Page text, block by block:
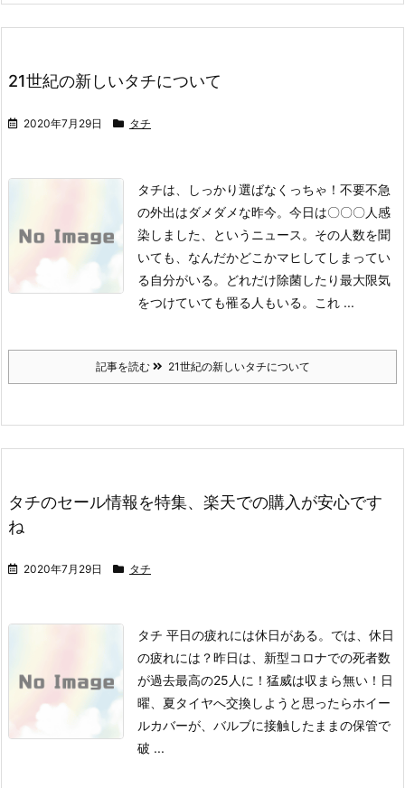
21世紀の新しいタチについて
2020年7月29日 タチ
タチは、しっかり選ばなくっちゃ！不要不急
の外出はダメダメな昨今。 今日は〇〇〇人感
染しました、というニュース。その人数を聞
いても、なんだかどこかマヒしてしまってい
る自分がいる。どれだけ除菌したり最大限気
をつけていても罹る人もいる。これ ...
記事を読む 21世紀の新しいタチについて
タチのセール情報を特集、楽天での購入が安心です
ね
2020年7月29日 タチ
タチ 平日の疲れには休日がある。では、休日
の疲れには？昨日は、新型コロナでの死者数
が過去最高の25人に！猛威は収まら無い！ 日
曜、夏タイヤへ交換しようと思ったらホイー
ルカバーが、バルブに接触したままの保管で
破 ...